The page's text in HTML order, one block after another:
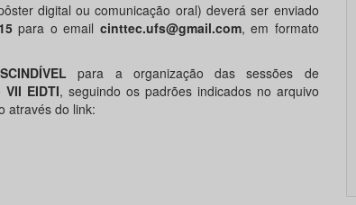
digital ou comunicação oral) deverá ser enviado
para o email cinttec.ufs@gmail.com, em formato
para a organização das sessões de
VII EIDTI, seguindo os padrões indicados no arquivo
através do link: